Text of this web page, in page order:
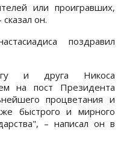
или проигравших,
он.
поздравил
и друга Никоса
на пост Президента
процветания и
быстрого и мирного
– написал он в